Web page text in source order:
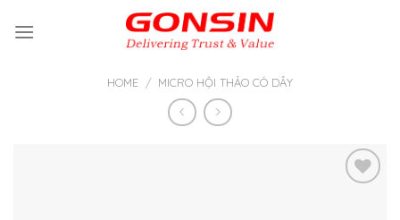
HOME / MICRO HỘI THẢO CÓ DÂY